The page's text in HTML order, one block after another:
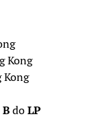
Kong
doLP